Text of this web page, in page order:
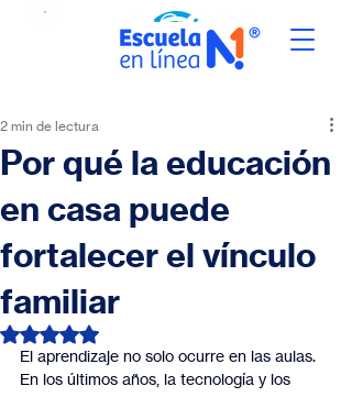
Por qué la educación
en casa puede
fortalecer el vínculo
familiar
2 min de lectura
Obtuvo NaN de 5 estrellas.
El aprendizaje no solo ocurre en las aulas.
En los últimos años, la tecnología y los